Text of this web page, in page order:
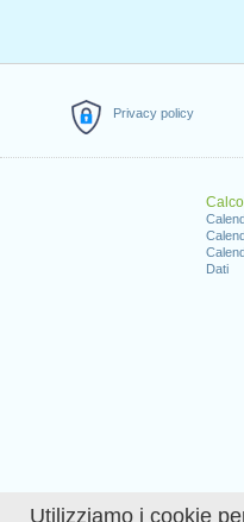
Utilizziamo i cookie
Privacy policy
Dati